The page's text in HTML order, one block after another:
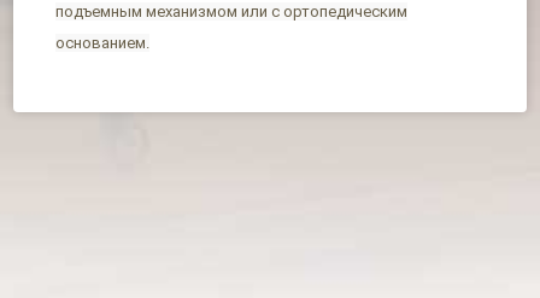
подъемным механизмом или с ортопедическим
основанием.